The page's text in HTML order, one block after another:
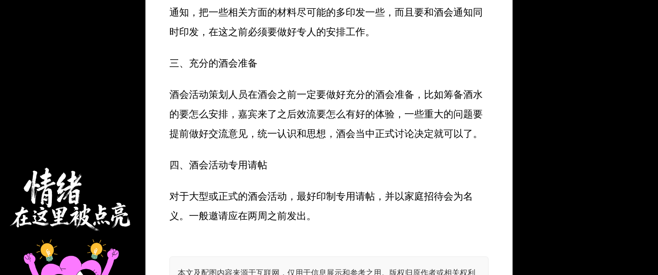
通知，把一些相关方面的材料尽可能的多印发一些，而且要和酒会通知同
时印发，在这之前必须要做好专人的安排工作。
三、充分的酒会准备
酒会活动策划人员在酒会之前一定要做好充分的酒会准备，比如筹备酒水
的要怎么安排，嘉宾来了之后效流要怎么有好的体验，一些重大的问题要
提前做好交流意见，统一认识和思想，酒会当中正式讨论决定就可以了。
四、酒会活动专用请帖
对于大型或正式的酒会活动，最好印制专用请帖，并以家庭招待会为名
义。一般邀请应在两周之前发出。
本文及配图内容来源于互联网，仅用于信息展示和参考之用。版权归原作者或相关权利